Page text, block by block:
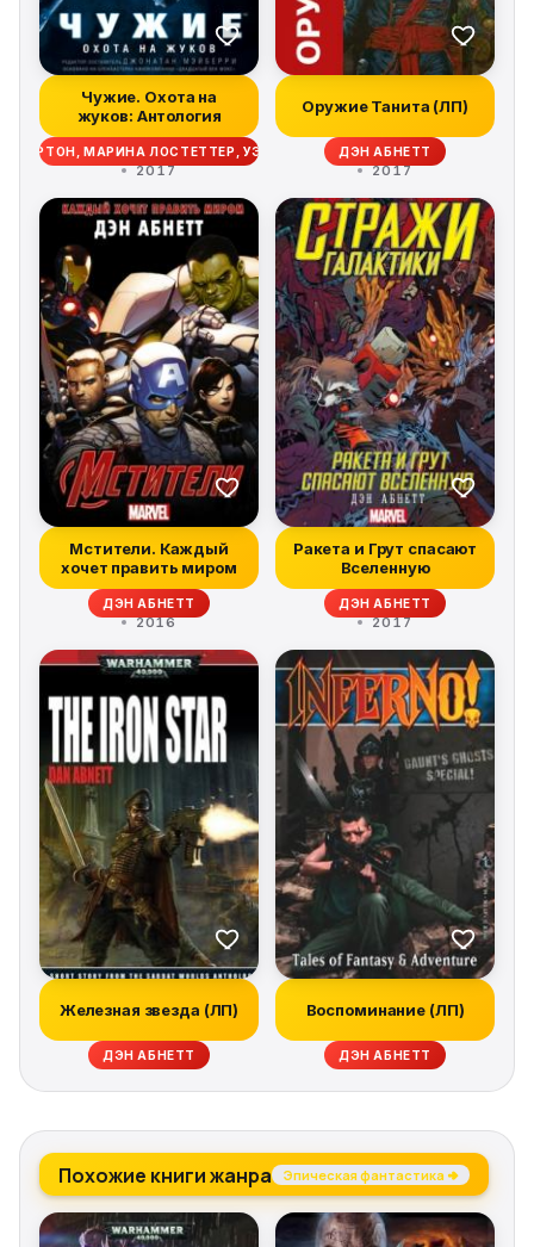
Чужие. Охота на
жуков: Антология
МАРИНА ЛОСТЕТТЕР, УЭСТОН ОКС, МЭТТ ФОРБЕК,
2017
Оружие Танита (ЛП)
ДЭН АБНЕТТ
2017
Мстители. Каждый
хочет править миром
ДЭН АБНЕТТ
2016
Ракета и Грут спасают
Вселенную
ДЭН АБНЕТТ
2017
Железная звезда (ЛП)
ДЭН АБНЕТТ
Воспоминание (ЛП)
ДЭН АБНЕТТ
Похожие книги жанра Эпическая фантастика →